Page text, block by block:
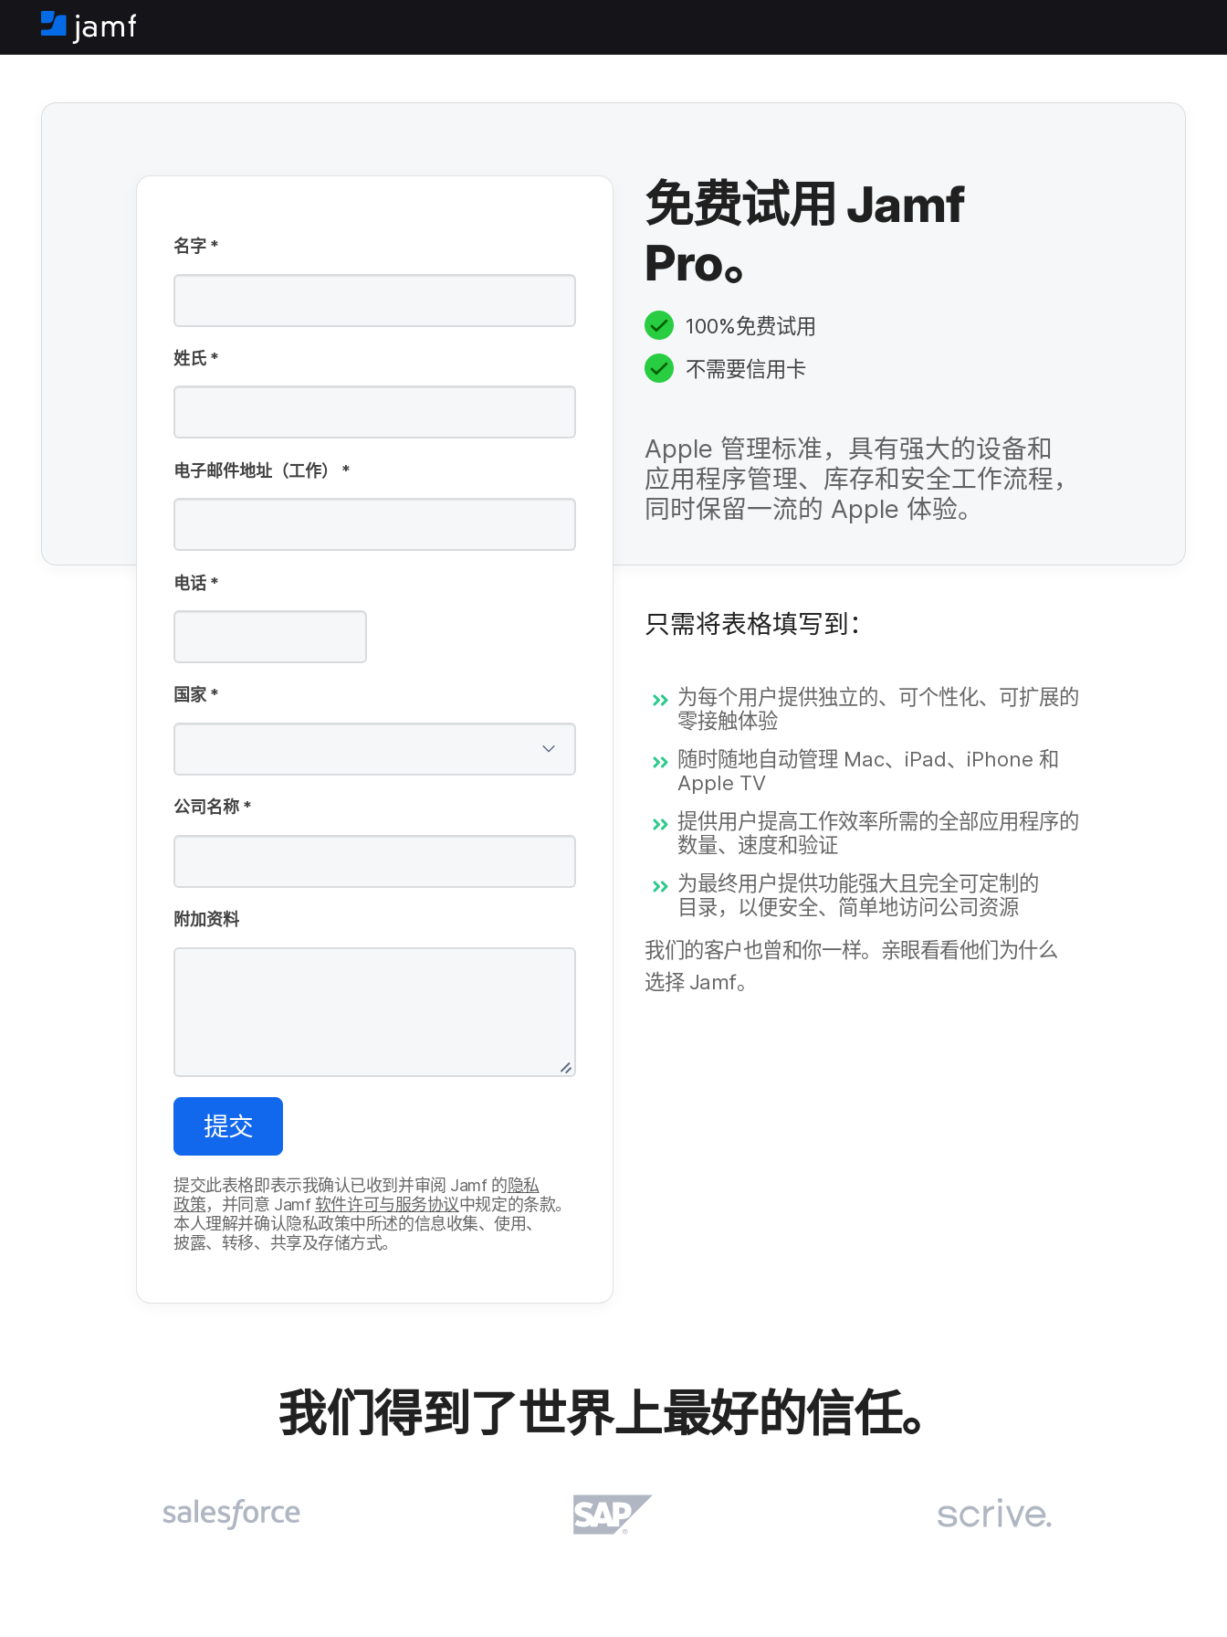
首
​
免费​试用 Jamf
Pro。
100%免费​试用
不​需要​信用​卡
Apple 管理​标准，​具有​强大​的​设备​和​
应用​程序​管理、​库存​和​安全​工作​流程，​
同时​保留​一流​的 Apple 体验。
名​字 *
姓​氏 *
电子​邮件​地址​（工作） *
电话 *
国家 *
填
公司​名​称 *
须​
写
附加资料
提交
提交此​表格即​表示​我​确认​已​收到​并​审阅 Jamf 的隐私​
政策，​并​同意 Jamf软件​许可​与​服务​协议中​规定​的​条款。​
本​人​理解​并确​认隐​私​政策​中​所述​的​信息​收集、​使用、​
披露、​转移、​共享​及​存储​方式。
只​需​将​表格​填​写​到：
为​每​个​用户​提供​独立​的、​可​个性化、​可​扩展​的​
零接触​体验
随时​随地​自动​管理 Mac、 iPad、 iPhone和
Apple TV
提供​用户​提高​工作​效率​所​需​的​全部​应​用​程序​的​
数量、​速度​和​验证
为​最​终​用户​提供​功​能​强​大且​完全​可定制​的​
目录，​以​便​安全、​简单​地​访问​公司​资源
我们​的​客户​也​曾​和​你​一样。​亲眼​看看​他们​为什么​
选择Jamf。
我们​得到​了​世界​上​最​好​的​信任。